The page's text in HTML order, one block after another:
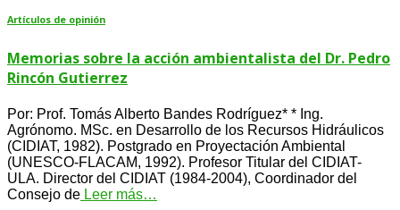
Artículos de opinión
Memorias sobre la acción ambientalista del Dr. Pedro
Rincón Gutierrez
Por: Prof. Tomás Alberto Bandes Rodríguez* * Ing.
Agrónomo. MSc. en Desarrollo de los Recursos Hidráulicos
(CIDIAT, 1982). Postgrado en Proyectación Ambiental
(UNESCO-FLACAM, 1992). Profesor Titular del CIDIAT-
ULA. Director del CIDIAT (1984-2004), Coordinador del
Consejo de Leer más…